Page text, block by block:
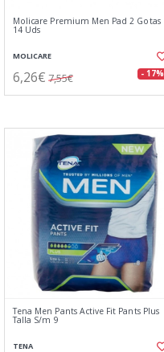
Molicare Premium Men Pad 2 Gotas
14 Uds
MOLICARE
6,26€ 7,55€ - 17%
Tena Men Pants Active Fit Pants Plus
Talla S/m 9
TENA